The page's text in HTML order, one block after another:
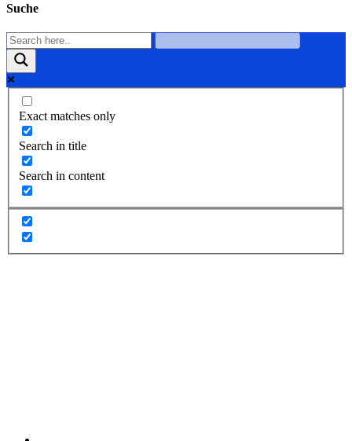
Suche
Exact matches only
Search in title
Search in content